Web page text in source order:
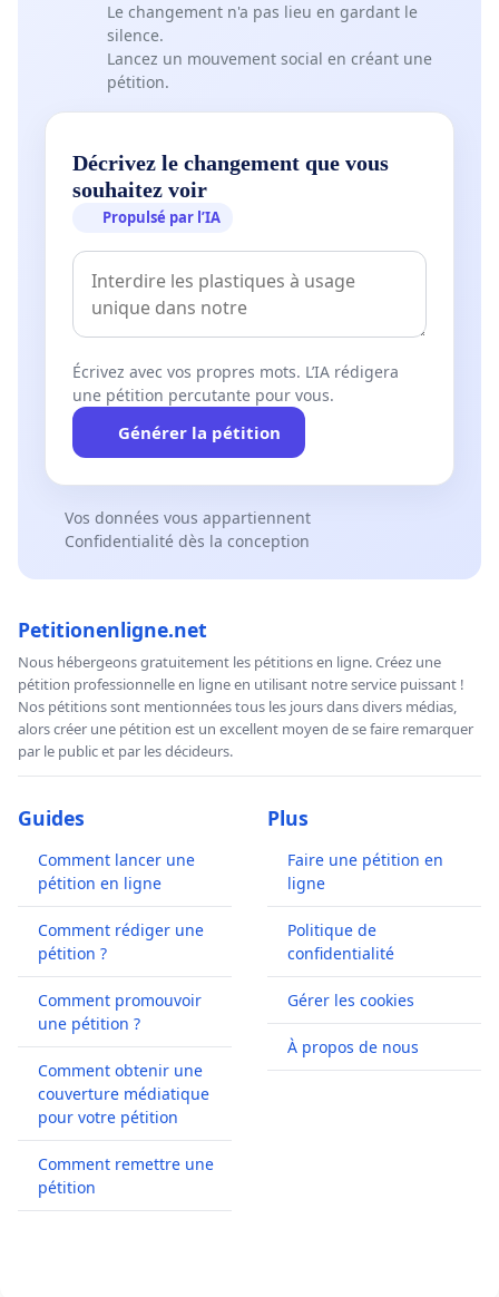
Le changement n'a pas lieu en gardant le
silence.
Lancez un mouvement social en créant une
pétition.
Décrivez le changement que vous
souhaitez voir
Propulsé par l’IA
Écrivez avec vos propres mots. L’IA rédigera
une pétition percutante pour vous.
Générer la pétition
Vos données vous appartiennent
Confidentialité dès la conception
Petitionenligne.net
Nous hébergeons gratuitement les pétitions en ligne. Créez une
pétition professionnelle en ligne en utilisant notre service puissant !
Nos pétitions sont mentionnées tous les jours dans divers médias,
alors créer une pétition est un excellent moyen de se faire remarquer
par le public et par les décideurs.
Guides
Comment lancer une
pétition en ligne
Comment rédiger une
pétition ?
Comment promouvoir
une pétition ?
Comment obtenir une
couverture médiatique
pour votre pétition
Comment remettre une
pétition
Plus
Faire une pétition en
ligne
Politique de
confidentialité
Gérer les cookies
À propos de nous